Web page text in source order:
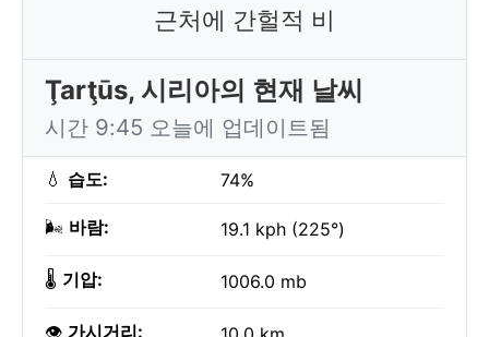
근처에 간헐적 비
Ţarţūs, 시리아의 현재 날씨
시간 9:45 오늘에 업데이트됨
💧 습도: 74%
🌬️ 바람: 19.1 kph (225°)
🌡️ 기압: 1006.0 mb
👁️ 가시거리: